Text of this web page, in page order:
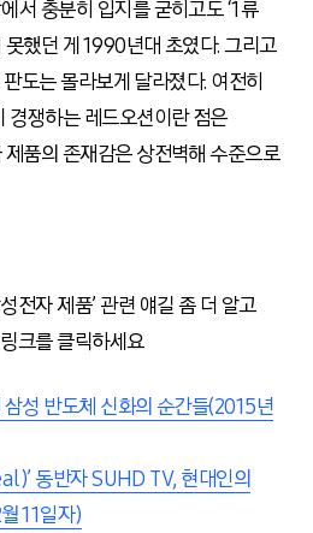
서 충분히 입지를 굳히고도 ‘1류
못했던 게 1990년대 초였다. 그리고
도는 몰라보게 달라졌다. 여전히
경쟁하는 레드오션이란 점은
품의 존재감은 상전벽해 수준으로
전자 제품’ 관련 얘길 좀 더 알고
크를 클릭하세요
성 반도체 신화의 순간들(2015년
동반자 SUHD TV, 현대인의
11일자)